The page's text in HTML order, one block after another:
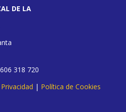
DE LA
318 720
| Política de Cookies